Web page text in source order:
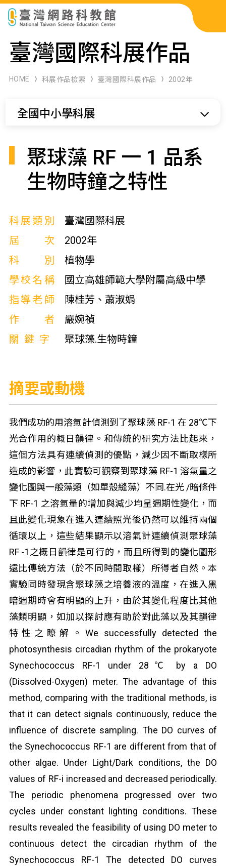
科展作品檢索
科學研習月刊
臺灣國際科展作品
HOME 科展作品檢索 臺灣國際科展作品 2002年
全國中小學科展
聚球藻 RF 一 1 品系
生物時鐘之特性
科展類別
臺灣國際科展
屆次
2002年
科別
植物學
學校名稱
國立高雄師範大學附屬高級中學
指導老師
陳桂芳、蕭淑娟
作者
嚴婉禎
關鍵字
聚球藻.生物時鐘
摘要或動機
我們成功的用溶氣計偵測到了聚球藻 RF-1 在 28℃下
光合作用的概日韻律。和傳統的研究方法比起來，
這個方法具有連續偵測的優點，減少因不斷取樣所
造成的影響，此實驗可觀察到聚球藻 RF-1 溶氣量之
變化圖與一般藻類（如單殼縫藻）不同.在光 /暗條件
下 RF-1 之溶氣量的增加與減少均呈週期性變化，而
且此變化現象在進入連續照光後仍然可以維持兩個
循環以上，這些結果顯示以溶氣計連續偵測聚球藻
RF -1之概日韻律是可行的，而且所得到的變化圖形
遠比傳統方法（於不同時間取樣）所得者自然。本
實驗同時發現含聚球藻之培養液的溫度，在進入黑
暗週期時會有明顯的上升，由於其變化程度比其他
藻類明顯，如加以探討應有助於對此藻以及其韻律
特性之瞭解。We successfully detected the
photosynthesis circadian rhythm of the prokaryote
Synechococcus RF-1 under 28℃ by a DO
(Dissolved-Oxygen) meter. The advantage of this
method, comparing with the traditional methods, is
that it can detect signals continuously, reduce the
influence of discrete sampling. The DO curves of
the Synechococcus RF-1 are different from that of
other algae. Under Light/Dark conditions, the DO
values of RF-i increased and decreased periodically.
The periodic phenomena progressed over two
cycles under constant lighting conditions. These
results revealed the feasibility of using DO meter to
continuous detect the circadian rhythm of the
Synechococcus RF-1 The detected DO curves